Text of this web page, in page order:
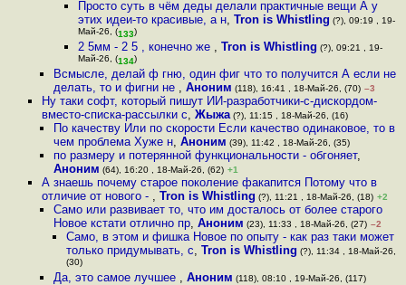
Просто суть в чём деды делали практичные вещи А у
этих идеи-то красивые, а н, Tron is Whistling (?), 09:19 , 19-
Май-26, (133)
2 5мм - 2 5 , конечно же , Tron is Whistling (?), 09:21 , 19-
Май-26, (134)
Всмысле, делай ф гню, один фиг что то получится А если не
делать, то и фигни не ,Аноним (118), 16:41 , 18-Май-26, (70) –3
Ну таки софт, который пишут ИИ-разработчики-с-дискордом-
вместо-списка-рассылки с, Жыжа(?), 11:15 , 18-Май-26, (16)
По качеству Или по скорости Если качество одинаковое, то в
чем проблема Хуже н,Аноним (39), 11:42 , 18-Май-26, (35)
по размеру и потерянной функциональности - обгоняет,
Аноним (64), 16:20 , 18-Май-26, (62) +1
А знаешь почему старое поколение факапится Потому что в
отличие от нового - , Tron is Whistling (?), 11:21 , 18-Май-26, (18) +2
Само или развивает то, что им досталось от более старого
Новое кстати отлично пр,Аноним (23), 11:33 , 18-Май-26, (27) –2
Само, в этом и фишка Новое по опыту - как раз таки может
только придумывать, с, Tron is Whistling (?), 11:34 , 18-Май-26,
(30)
Да, это самое лучшее ,Аноним (118), 08:10 , 19-Май-26, (117)